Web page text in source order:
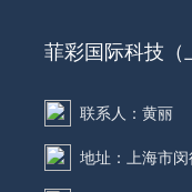
菲彩国际科技（
联系人：黄丽
地址：上海市